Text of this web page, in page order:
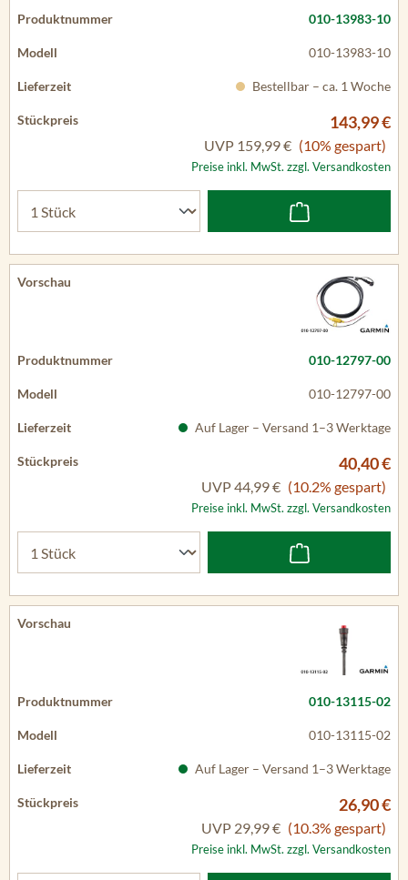
010-13983-10
010-13983-10
Bestellbar – ca. 1 Woche
143,99 €
UVP 159,99 € (10% gespart)
Preise inkl. MwSt. zzgl. Versandkosten
010-12797-00
010-12797-00
Auf Lager – Versand 1–3 Werktage
40,40 €
UVP44,99 € (10.2% gespart)
Preise inkl. MwSt. zzgl. Versandkosten
010-13115-02
010-13115-02
Auf Lager – Versand 1–3 Werktage
26,90 €
UVP 29,99 € (10.3% gespart)
Preise inkl. MwSt. zzgl. Versandkosten